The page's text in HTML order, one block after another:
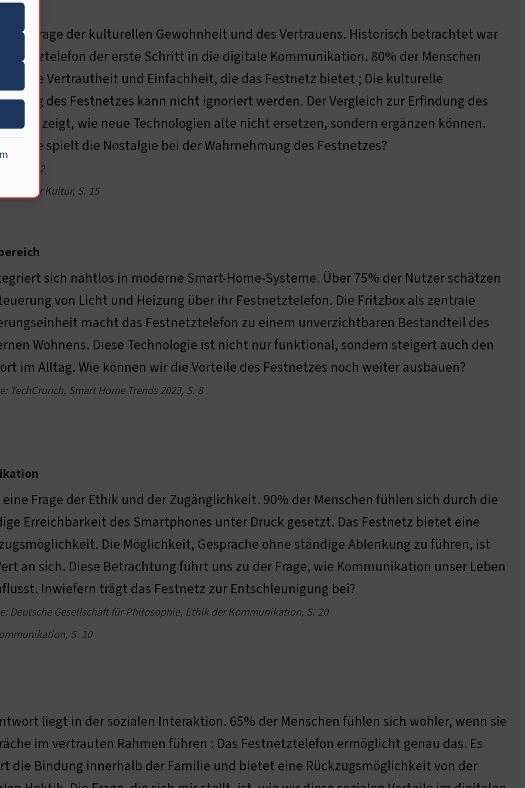
eine Frage der kulturellen Gewohnheit und des Vertrauens. Historisch betrachtet war
der erste Schritt in die digitale Kommunikation. 80% der Menschen
die Vertrautheit und Einfachheit, die das Festnetz bietet ; Die kulturelle
des Festnetzes kann nicht ignoriert werden. Der Vergleich zur Erfindung des
zeigt, wie neue Technologien alte nicht ersetzen, sondern ergänzen können.
Rolle spielt die Nostalgie bei der Wahrnehmung des Festnetzes?
S. 22
der Kultur, S. 15
sich nahtlos in moderne Smart-Home-Systeme. Über 75% der Nutzer schätzen
von Licht und Heizung über ihr Festnetztelefon. Die Fritzbox als zentrale
macht das Festnetztelefon zu einem unverzichtbaren Bestandteil des
Wohnens. Diese Technologie ist nicht nur funktional, sondern steigert auch den
im Alltag. Wie können wir die Vorteile des Festnetzes noch weiter ausbauen?
TechCrunch, Smart Home Trends 2023, S. 8
eine Frage der Ethik und der Zugänglichkeit. 90% der Menschen fühlen sich durch die
Erreichbarkeit des Smartphones unter Druck gesetzt. Das Festnetz bietet eine
Die Möglichkeit, Gespräche ohne ständige Ablenkung zu führen, ist
an sich. Diese Betrachtung führt uns zu der Frage, wie Kommunikation unser Leben
Inwiefern trägt das Festnetz zur Entschleunigung bei?
Deutsche Gesellschaft für Philosophie, Ethik der Kommunikation, S. 20
S. 10
liegt in der sozialen Interaktion. 65% der Menschen fühlen sich wohler, wenn sie
im vertrauten Rahmen führen : Das Festnetztelefon ermöglicht genau das. Es
die Bindung innerhalb der Familie und bietet eine Rückzugsmöglichkeit von der